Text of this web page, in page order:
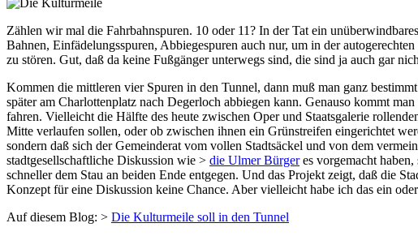
Zählen wir mal die Fahrbahnspuren. 10 oder 11? In der Tat ein
Bahnen, Einfädelungsspuren, Abbiegespuren auch nur, um in der
zu stören. Gut, daß da keine Fußgänger unterwegs sind, die sind ja auch gar
Kommen die mittleren vier Spuren in den Tunnel, dann muß man ganz
später am Charlottenplatz nach Degerloch abbiegen kann. Genauso kommt
fahren. Vielleicht die Hälfte des heute zwischen Oper und Staatsgalerie
Mitte verlaufen sollen, oder ob zwischen ihnen ein Grünstreifen eingerichtet
sondern daß sich der Gemeinderat vom vollen Stadtsäckel und von dem
stadtgesellschaftliche Diskussion wie > die Ulmer Bürgeres vorgemacht haben,
schneller dem Stau an beiden Ende entgegen. Und das Projekt zeigt, daß die
Konzept für eine Diskussion keine Chance. Aber vielleicht habe ich das ein
Auf diesem Blog: > Die Kulturmeile soll in den Tunnel